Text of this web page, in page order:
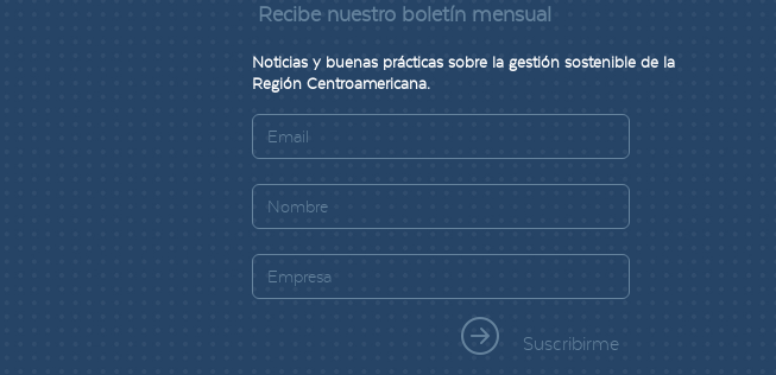
Recibe nuestro boletín mensual
Noticias y buenas prácticas sobre la gestión sostenible de la
Región Centroamericana.
Suscribirme